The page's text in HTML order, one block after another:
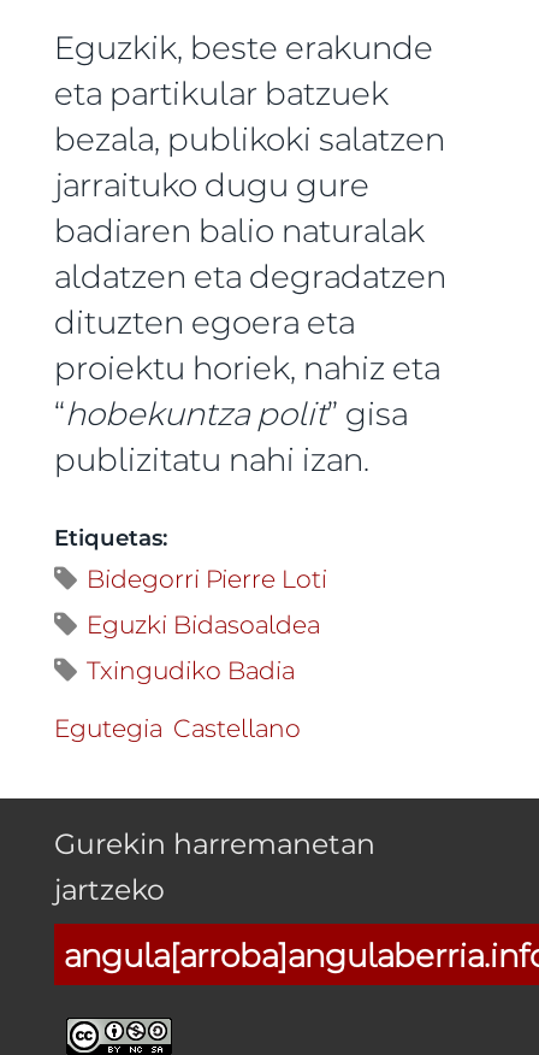
Eguzkik, beste erakunde
eta partikular batzuek
bezala, publikoki salatzen
jarraituko dugu gure
badiaren balio naturalak
aldatzen eta degradatzen
dituzten egoera eta
proiektu horiek, nahiz eta
“hobekuntza polit” gisa
publizitatu nahi izan.
Etiquetas:
Bidegorri Pierre Loti
Eguzki Bidasoaldea
Txingudiko Badia
Egutegia Castellano
Gurekin harremanetan
jartzeko